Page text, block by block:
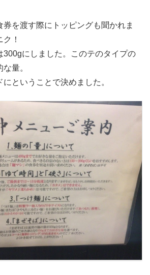
券を渡す際にトッピングも聞かれま
！
300gにしました。このテのタイプの
量。
ということで決めました。